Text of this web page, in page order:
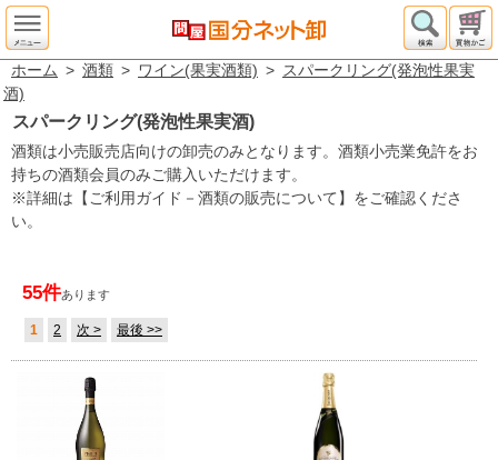
ホーム > 酒類 > ワイン(果実酒類) > スパークリング(発泡性果実
酒)
スパークリング(発泡性果実酒)
酒類は小売販売店向けの卸売のみとなります。酒類小売業免許をお
持ちの酒類会員のみご購入いただけます。
※詳細は【ご利用ガイド－酒類の販売について】をご確認くださ
い。
55件あります
1 2 次 > 最後 >>